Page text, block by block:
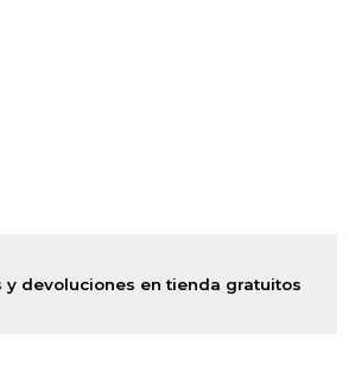
y devoluciones en tienda gratuitos